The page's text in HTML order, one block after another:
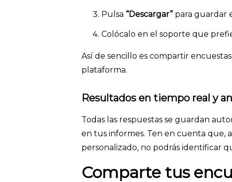
Pulsa “Descargar” para guardar
Colócalo en el soporte que
Así de sencillo es compartir
plataforma.
Resultados en tiempo real y
Todas las respuestas se guardan
en tus informes. Ten en cuenta que,
personalizado, no podrás identificar
Comparte tus